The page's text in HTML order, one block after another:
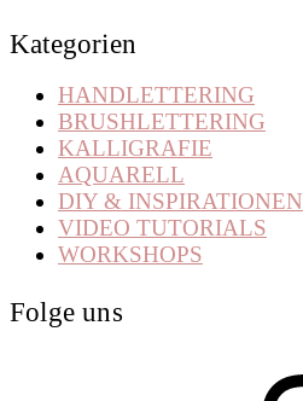
Kategorien
HANDLETTERING
BRUSHLETTERING
KALLIGRAFIE
AQUARELL
DIY & INSPIRATIONEN
VIDEO TUTORIALS
WORKSHOPS
Folge uns